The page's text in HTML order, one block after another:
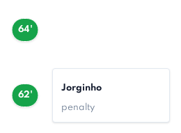
64'
62'
Jorginho
penalty